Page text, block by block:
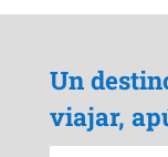
Un
viajar,